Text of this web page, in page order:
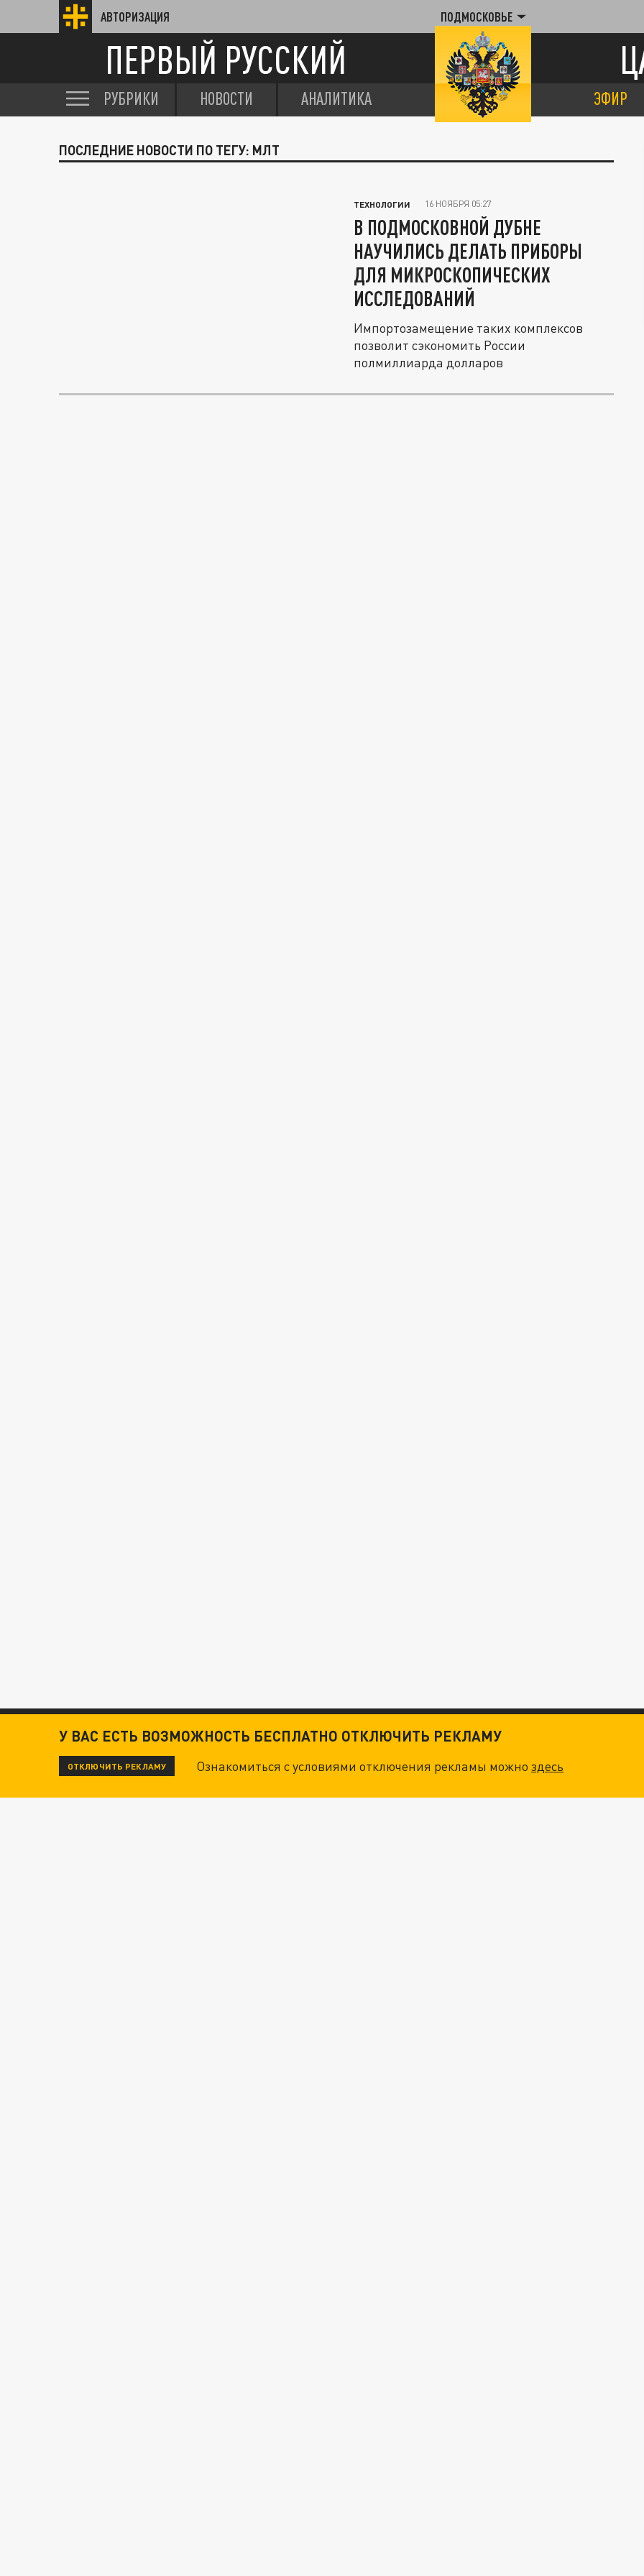
АВТОРИЗАЦИЯ ПОДМОСКОВЬЕ
ПЕРВЫЙ РУССКИЙ
РУБРИКИ НОВОСТИ АНАЛИТИКА ЭФИР
ПОСЛЕДНИЕ НОВОСТИ ПО ТЕГУ: МЛТ
ТЕХНОЛОГИИ 16 НОЯБРЯ 05:27
В ПОДМОСКОВНОЙ ДУБНЕ
НАУЧИЛИСЬ ДЕЛАТЬ ПРИБОРЫ
ДЛЯ МИКРОСКОПИЧЕСКИХ
ИССЛЕДОВАНИЙ
Импортозамещение таких комплексов
позволит сэкономить России
полмиллиарда долларов
У ВАС ЕСТЬ ВОЗМОЖНОСТЬ БЕСПЛАТНО ОТКЛЮЧИТЬ РЕКЛАМУ
ОТКЛЮЧИТЬ РЕКЛАМУ Ознакомиться с условиями отключения рекламы можноздесь